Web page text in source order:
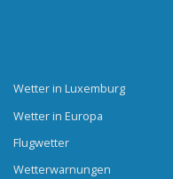
Wetter in Luxemburg
Wetter in Europa
Flugwetter
Wetterwarnungen